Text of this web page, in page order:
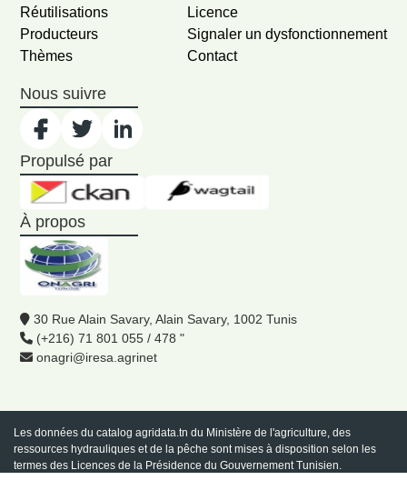
Réutilisations
Producteurs
Thèmes
Licence
Signaler un dysfonctionnement
Contact
Nous suivre
Propulsé par
À propos
30 Rue Alain Savary, Alain Savary, 1002 Tunis
(+216) 71 801 055 / 478 "
onagri@iresa.agrinet
Les données du catalog agridata.tn du Ministère de l'agriculture, des
ressources hydrauliques et de la pêche sont mises à disposition selon les
termes des Licences de la Présidence du Gouvernement Tunisien.